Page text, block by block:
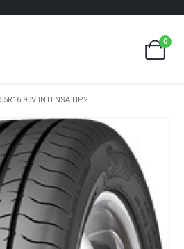
0
93V INTENSA HP2